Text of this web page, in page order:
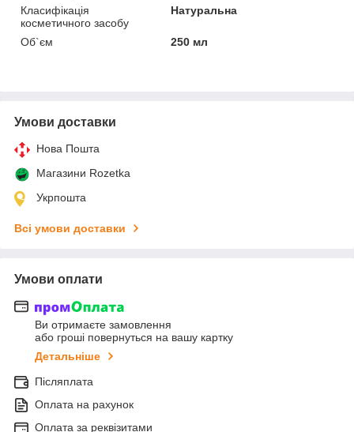
Класифікація
косметичного засобу
Натуральна
Об`єм 250 мл
Умови доставки
Нова Пошта
Магазини Rozetka
Укрпошта
Всі умови доставки
Умови оплати
Ви отримаєте замовлення
або гроші повернуться на вашу картку
Детальніше
Післяплата
Оплата на рахунок
Оплата за реквізитами